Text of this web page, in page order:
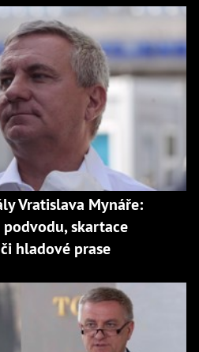
Vratislava Mynáře:
skartace
hladové prase